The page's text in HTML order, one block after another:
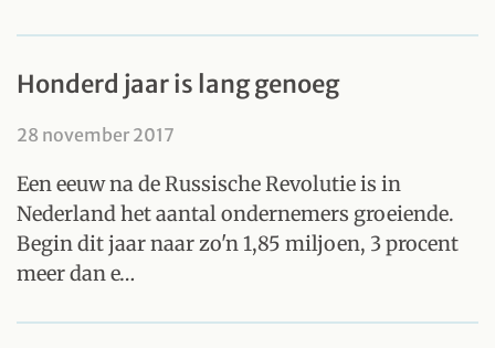
Honderd jaar is lang genoeg
28 november 2017
Een eeuw na de Russische Revolutie is in
Nederland het aantal ondernemers groeiende.
Begin dit jaar naar zo'n 1,85 miljoen, 3 procent
meer dan e…